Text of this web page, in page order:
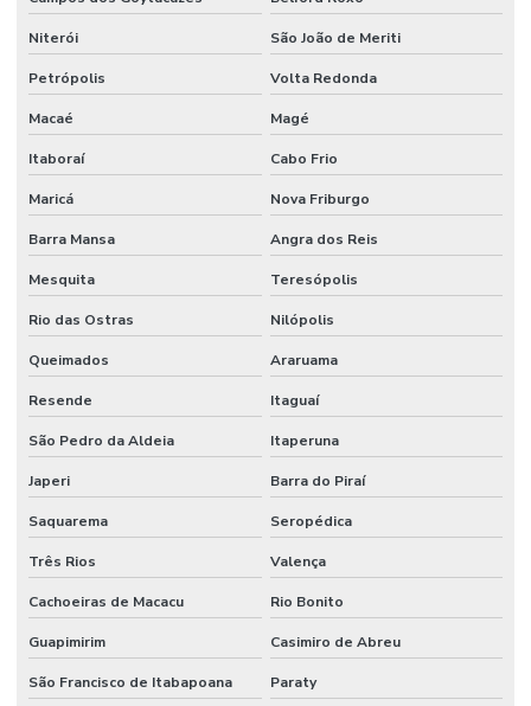
Niterói São João de Meriti
Petrópolis Volta Redonda
Macaé Magé
Itaboraí Cabo Frio
Maricá Nova Friburgo
Barra Mansa Angra dos Reis
Mesquita Teresópolis
Rio das Ostras Nilópolis
Queimados Araruama
Resende Itaguaí
São Pedro da Aldeia Itaperuna
Japeri Barra do Piraí
Saquarema Seropédica
Três Rios Valença
Cachoeiras de Macacu Rio Bonito
Guapimirim Casimiro de Abreu
São Francisco de Itabapoana Paraty